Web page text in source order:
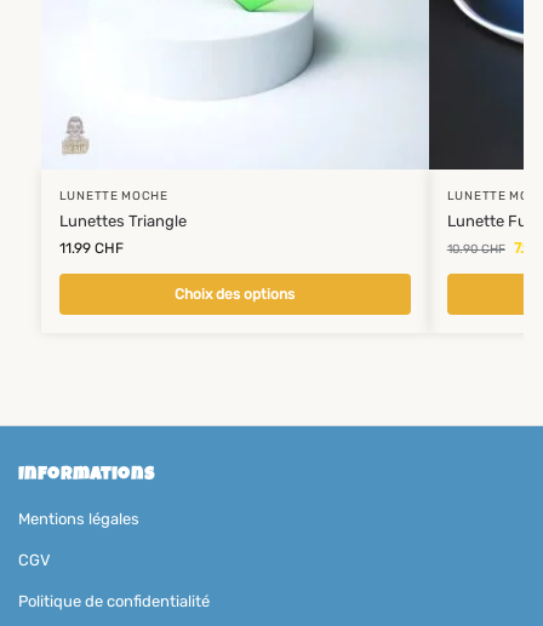
LUNETTE MOCHE
Lunettes Triangle
11.99 CHF
Choix des options
LUNETTE
Lunette Fun
10.90CHF 7.99
Informations
Mentions légales
CGV
Politique de confidentialité